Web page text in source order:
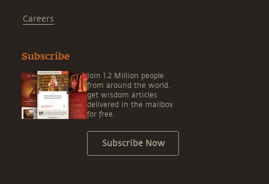
Careers
Subscribe
Join 1.2 Million people
from around the world,
get wisdom articles
delivered in the mailbox
for free.
Subscribe Now